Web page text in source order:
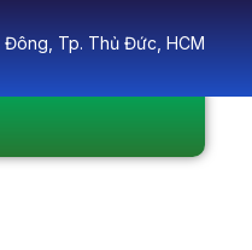
Đông, Tp. Thủ Đức, HCM